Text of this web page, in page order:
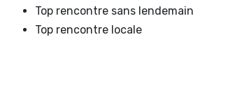
Top rencontre sans lendemain
Top rencontre locale